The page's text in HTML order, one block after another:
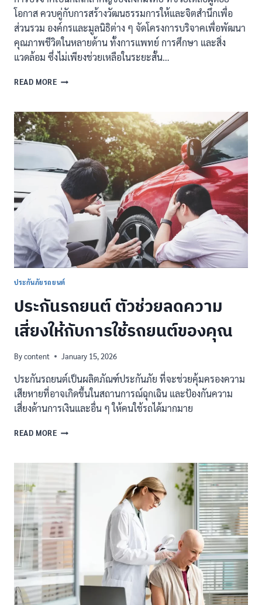
โอกาส ควบคู่กับการสร้างวัฒนธรรมการให้และจิตสำนึกเพื่อ
ส่วนรวม องค์กรและมูลนิธิต่าง ๆ จัดโครงการบริจาคเพื่อพัฒนา
คุณภาพชีวิตในหลายด้าน ทั้งการแพทย์ การศึกษา และสิ่ง
แวดล้อม ซึ่งไม่เพียงช่วยเหลือในระยะสั้น…
READ MOREการ
แห่ง
การ
ให้
ที่
เปลี่ยนแปลง
สังคม
ไทย
อย่าง
ยั่งยืน
ประกันภัยรถยนต์
ประกันรถยนต์ ตัวช่วยลดความ
เสี่ยงให้กับการใช้รถยนต์ของคุณ
Bycontent January 15, 2026
ประกันรถยนต์เป็นผลิตภัณฑ์ประกันภัย ที่จะช่วยคุ้มครองความ
เสียหายที่อาจเกิดขึ้นในสถานการณ์ฉุกเฉิน และป้องกันความ
เสี่ยงด้านการเงินและอื่น ๆ ให้คนใช้รถได้มากมาย
READ MOREประกัน
ช่วย
ความ
เสี่ยง
ให้
กับ
การ
ใช้
รถยนต์
ของ
คุณ